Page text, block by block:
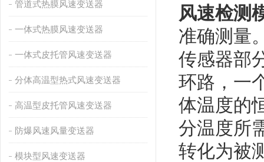
管道式热膜风速变送器
一体式热膜风速变送器
一体式皮托管风速变送器
分体高温型热式风速变送器
高温型皮托管风速变送器
防爆风速风量变送器
模块型风速变送器
风速检测
准确测量
传感器部
环路，一
体温度的
分温度所
转化为被